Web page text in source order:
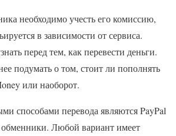
необходимо учесть его комиссию,
в зависимости от сервиса.
перед тем, как перевести деньги.
подумать о том, стоит ли пополнять
или наоборот.
способами перевода являются PayPal
обменники. Любой вариант имеет